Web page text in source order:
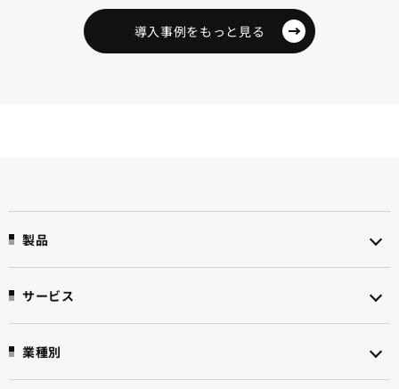
導入事例をもっと見る
製品
サービス
業種別